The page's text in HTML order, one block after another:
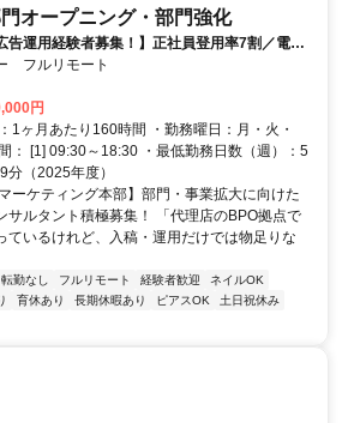
オープニング・部門強化
告運用経験者募集！】正社員登用率7割／電通
126日・土日祝休み／残業月平均4時間19分
フルリモート
円
1ヶ月あたり160時間 ・勤務曜日：月・火・
： [1] 09:30～18:30 ・最低勤務日数（週）：5
分（2025年度）
ーケティング本部】部門・事業拡大に向けた
サルタント積極募集！ 「代理店のBPO拠点で
ているけれど、入稿・運用だけでは物足りな
転勤なし フルリモート 経験者歓迎
ネイルOK
育休あり 長期休暇あり ピアスOK
土日祝休み